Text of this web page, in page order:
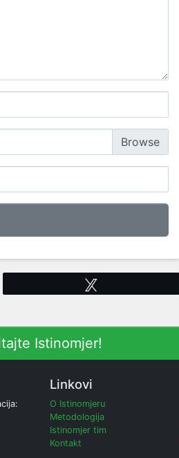
Istinomjer!
Linkovi
O Istinomjeru
Metodologija
Istinomjer tim
Kontakt